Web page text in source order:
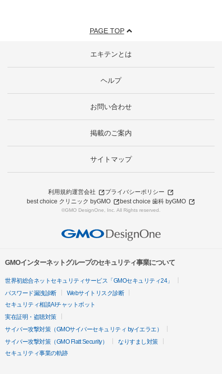
PAGE TOP
エキテンとは
ヘルプ
お問い合わせ
掲載のご案内
サイトマップ
利用規約運営会社
プライバシーポリシー
best choice クリニック byGMO
best choice 歯科 byGMO
©GMO DesignOne, Inc. All Rights reserved.
GMOインターネットグループのセキュリティ事業について
世界初総合ネットセキュリティサービス「GMOセキュリティ24」
パスワード漏洩診断
Webサイトリスク診断
セキュリティ相談AIチャットボット
実在証明・盗聴対策
サイバー攻撃対策（GMOサイバーセキュリティ byイエラエ）
サイバー攻撃対策（GMO Flatt Security）
なりすまし対策
セキュリティ事業の軌跡